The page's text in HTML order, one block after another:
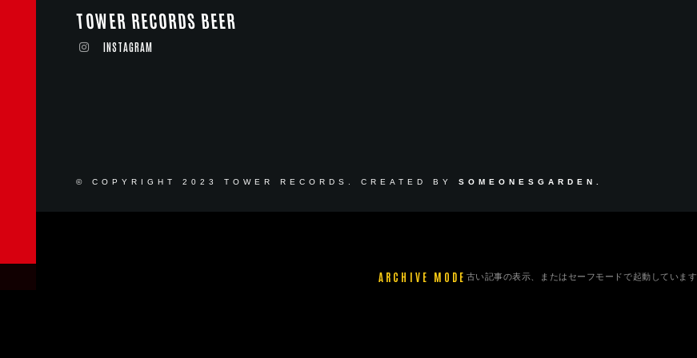
ARCHIVE MODE 古い記事の表示、またはセーフモードで起動しています
TOWER RECORDS BEER
INSTAGRAM
© COPYRIGHT 2023 TOWER RECORDS. CREATED BY SOMEONESGARDEN.